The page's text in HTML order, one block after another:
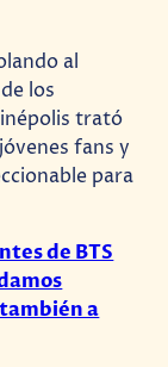
al
los
trató
fans y
para
de BTS
a